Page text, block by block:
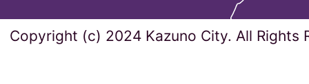
Copyright (c) 2024 Kazuno City. All Rights